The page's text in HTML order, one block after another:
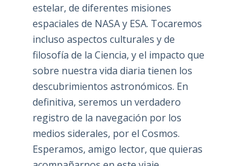
estelar, de diferentes misiones
espaciales de NASA y ESA. Tocaremos
incluso aspectos culturales y de
filosofía de la Ciencia, y el impacto que
sobre nuestra vida diaria tienen los
descubrimientos astronómicos. En
definitiva, seremos un verdadero
registro de la navegación por los
medios siderales, por el Cosmos.
Esperamos, amigo lector, que quieras